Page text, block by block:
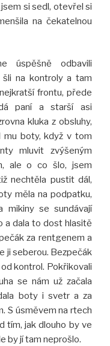
si sedl, otevřel si
na čekatelnou
úspěšně odbavili
šli na kontroly a tam
frontu, přede
paní a starší asi
kluka z obsluhy,
mu boty, když v tom
mluvit zvýšeným
ale o co šlo, jsem
nechtěla pustit dál,
měla na podpatku,
se sundávají
a dala to dost hlasitě
za rentgenem a
ji seberou. Bezpečák
kontrol. Pokřikovali
se nám už začala
boty i svetr a za
S úsměvem na rtech
tím, jak dlouho by ve
by jí tam neprošlo.